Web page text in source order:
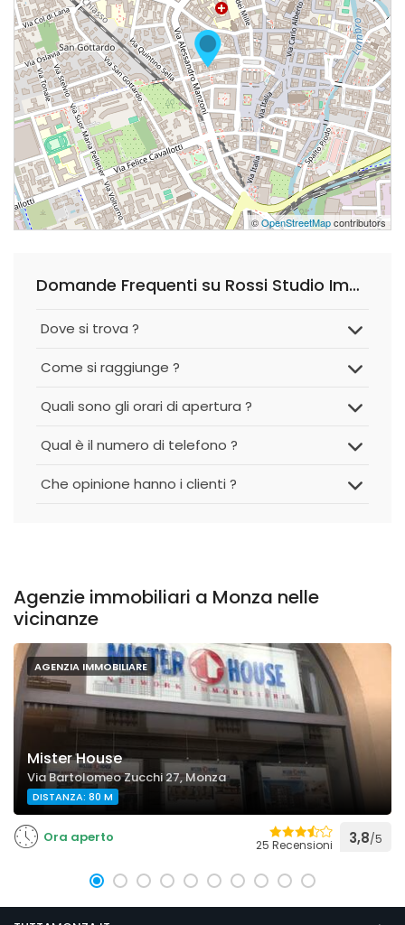
©OpenStreetMapcontributors
Domande Frequenti su Rossi Studio Immobiliare
Dove si trova ?
Come si raggiunge ?
Quali sono gli orari di apertura ?
Qual è il numero di telefono ?
Che opinione hanno i clienti ?
Agenzie immobiliari a Monza nelle
vicinanze
AGENZIA IMMOBILIARE
Mister House
Via Bartolomeo Zucchi 27, Monza
DISTANZA: 80 M
Ora aperto 25 Recensioni 3,8/5